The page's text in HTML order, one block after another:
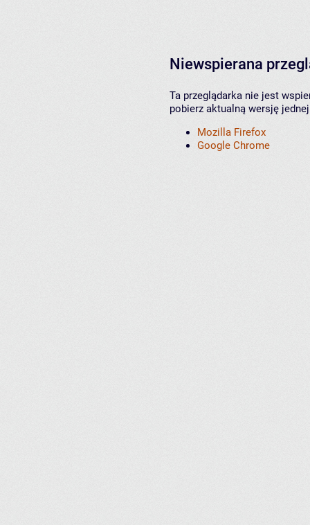
Niewspierana
Ta przeglądarka nie jest
pobierz aktualną wersję
Mozilla Firefox
Google Chrome